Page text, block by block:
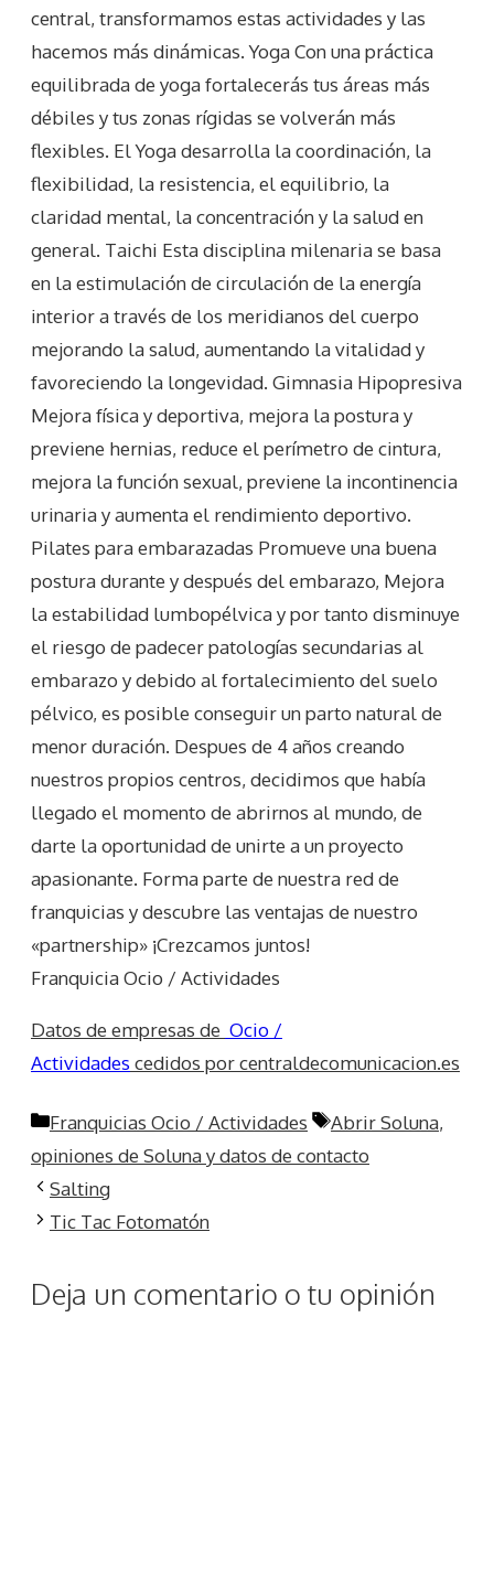
central, transformamos estas actividades y las
hacemos más dinámicas. Yoga Con una práctica
equilibrada de yoga fortalecerás tus áreas más
débiles y tus zonas rígidas se volverán más
flexibles. El Yoga desarrolla la coordinación, la
flexibilidad, la resistencia, el equilibrio, la
claridad mental, la concentración y la salud en
general. Taichi Esta disciplina milenaria se basa
en la estimulación de circulación de la energía
interior a través de los meridianos del cuerpo
mejorando la salud, aumentando la vitalidad y
favoreciendo la longevidad. Gimnasia Hipopresiva
Mejora física y deportiva, mejora la postura y
previene hernias, reduce el perímetro de cintura,
mejora la función sexual, previene la incontinencia
urinaria y aumenta el rendimiento deportivo.
Pilates para embarazadas Promueve una buena
postura durante y después del embarazo, Mejora
la estabilidad lumbopélvica y por tanto disminuye
el riesgo de padecer patologías secundarias al
embarazo y debido al fortalecimiento del suelo
pélvico, es posible conseguir un parto natural de
menor duración. Despues de 4 años creando
nuestros propios centros, decidimos que había
llegado el momento de abrirnos al mundo, de
darte la oportunidad de unirte a un proyecto
apasionante. Forma parte de nuestra red de
franquicias y descubre las ventajas de nuestro
«partnership» ¡Crezcamos juntos!
Franquicia Ocio / Actividades
Datos de empresas de Ocio /
Actividades cedidos por centraldecomunicacion.es
Categorías
Franquicias Ocio / Actividades Etiquetas
Abrir Soluna,
opiniones de Soluna y datos de contacto
Salting
Tic Tac Fotomatón
Deja un comentario o tu opinión